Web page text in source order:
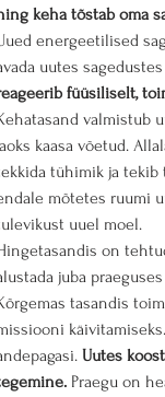
keha tõstab oma
energeetilised
uutes
füüsiliselt,
valmistub
kaasa võetud.
tühimik ja tekib
mõtetes ruumi
uuel moel.
on
juba
tasandis
Uutes
Praegu on